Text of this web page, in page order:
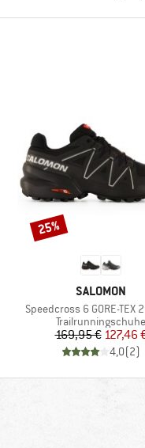
MARKE
SALOMON
Artikel
Speedcross 6 GORE-TEX
Produktgruppe
Trailrunningschuhe
Preis
169,95 € 127,46
4,0(2)
Rabatt
25%